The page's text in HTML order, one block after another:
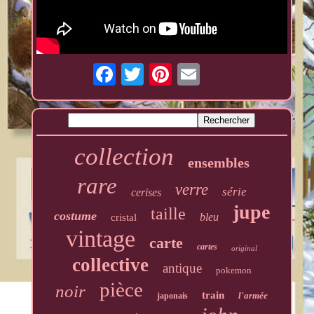
collection ensembles
rare cerises verre série
costume cristal taille bleu jupe
vintage carte cartes original
collective antique pokemon
noir pièce japonais train l'armée